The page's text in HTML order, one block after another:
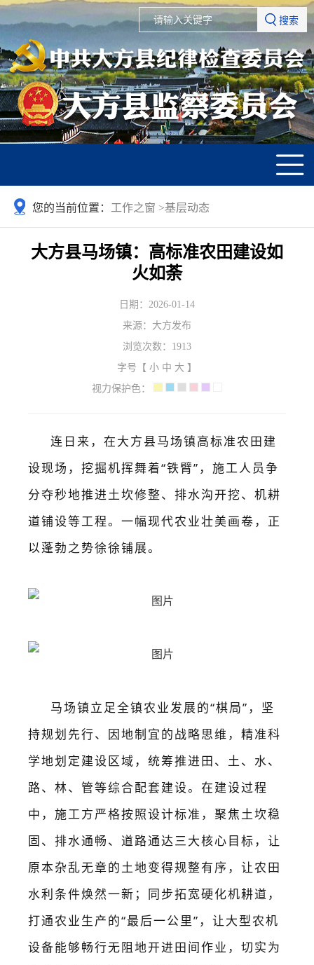
搜索
您的当前位置： 工作之窗 >基层动态
大方县马场镇：高标准农田建设如
火如荼
日期：2026-01-14
来源：大方发布
浏览次数： 1913
字号【 小 中 大 】
视力保护色：
连日来， 在大方县马场镇高标准农田建
设现场，挖掘机挥舞着“铁臂”，施工人员争
分夺秒地推进土坎修整、排水沟开挖、机耕
道铺设等工程。一幅现代农业壮美画卷，正
以蓬勃之势徐徐铺展。
马场镇立足全镇农业发展的“棋局”，坚
持规划先行、因地制宜的战略思维，精准科
学地划定建设区域，统筹推进田、土、水、
路、林、管等综合配套建设。在建设过程
中，施工方严格按照设计标准，聚焦土坎稳
固、排水通畅、道路通达三大核心目标 ， 让
原本杂乱无章的土地变得规整有序 ， 让农田
水利条件焕然一新；同步拓宽硬化机耕道，
打通农业生产的“最后一公里”，让大型农机
设备能够畅行无阻地开进田间作业，切实为